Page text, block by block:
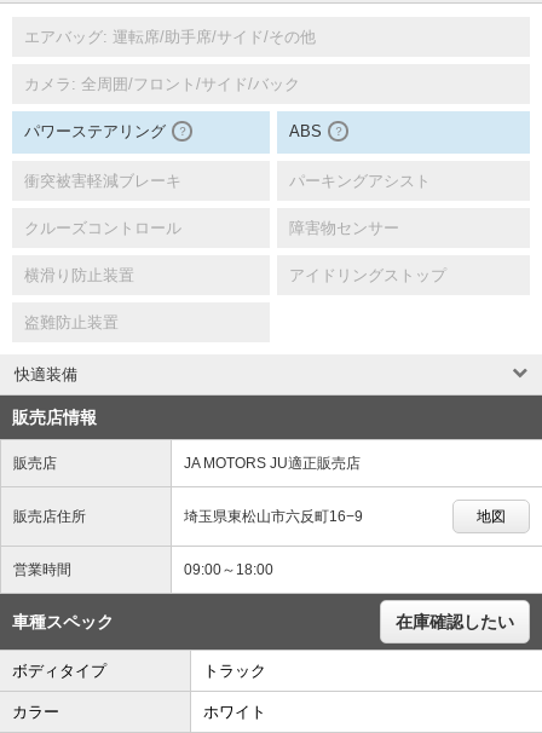
エアバッグ: 運転席/助手席/サイド/その他
カメラ: 全周囲/フロント/サイド/バック
パワーステアリング ？ ABS ？
衝突被害軽減ブレーキ パーキングアシスト
クルーズコントロール 障害物センサー
横滑り防止装置 アイドリングストップ
盗難防止装置
快適装備
販売店情報
販売店 JA MOTORS JU適正販売店
販売店住所 埼玉県東松山市六反町16−9 地図
営業時間 09:00～18:00
車種スペック 在庫確認したい
ボディタイプ トラック
カラー ホワイト